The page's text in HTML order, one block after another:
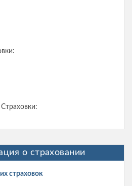
Страховки:
о страховании
страховок